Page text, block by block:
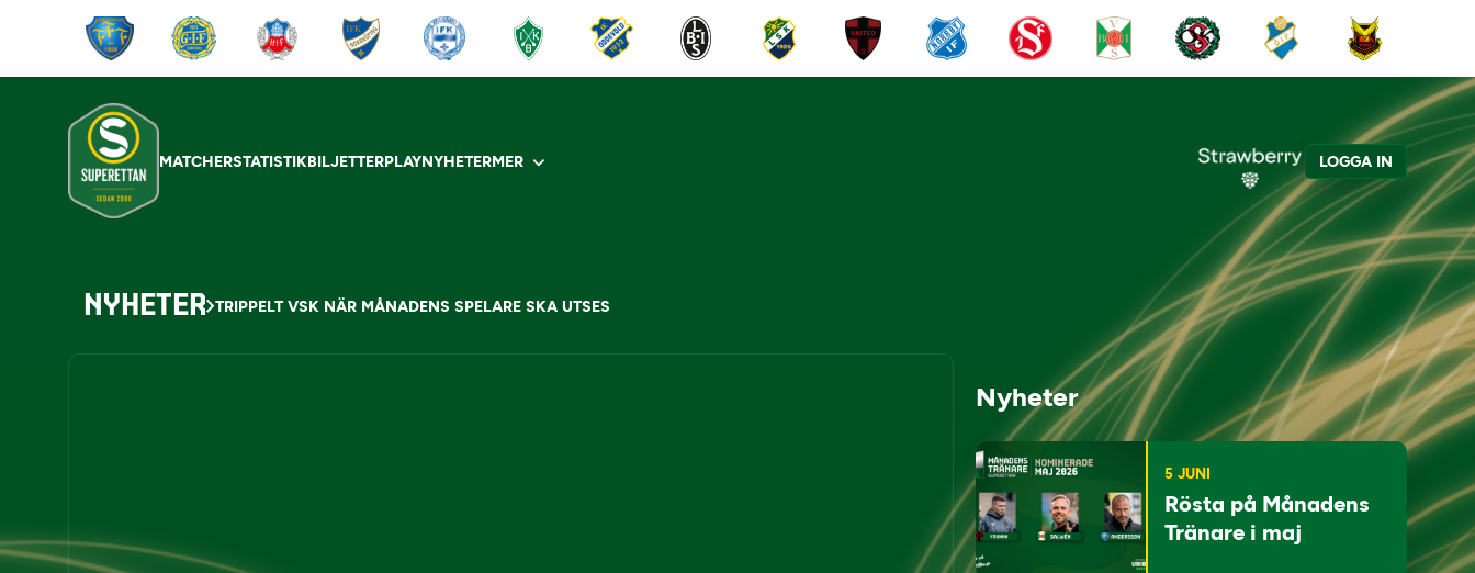
MATCHERSTATISTIKBILJETTERPLAYNYHETERMER LOGGA IN
NYHETER TRIPPELT VSK NÄR MÅNADENS SPELARE SKA UTSES
Nyheter
5 JUNI
Rösta på Månadens
Tränare i maj